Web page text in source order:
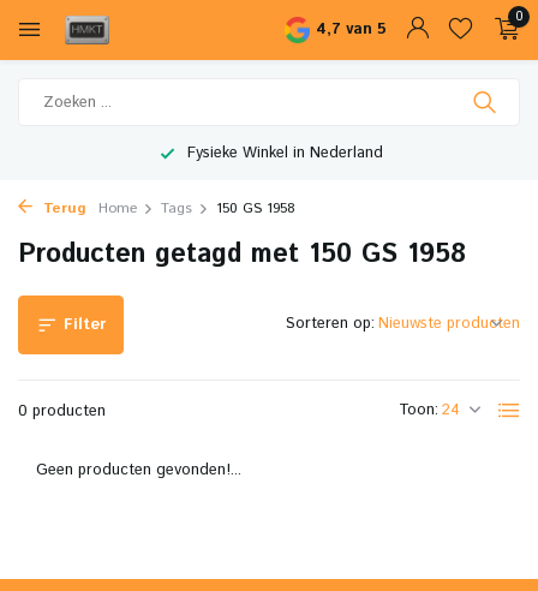
4,7 van 5
0
Fysieke Winkel in Nederland
Terug Home Tags 150 GS 1958
Producten getagd met 150 GS 1958
Filter
0 producten Toon:
Sorteren op:
Geen producten gevonden!...